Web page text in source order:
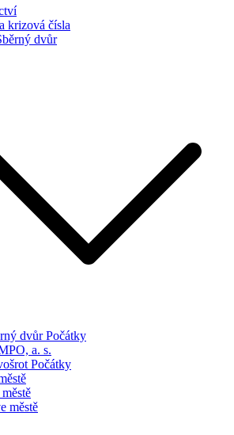
krizová čísla
dvůr
dvůr Počátky
a. s.
Počátky
městě